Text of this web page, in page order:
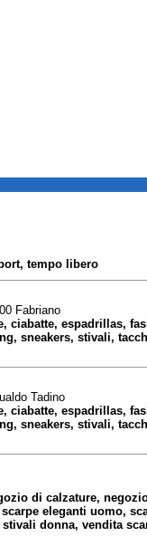
tempo libero
Fabriano
ciabatte, espadrillas,
sneakers, stivali,
Tadino
ciabatte, espadrillas,
sneakers, stivali,
di calzature,
eleganti uomo,
donna, vendita